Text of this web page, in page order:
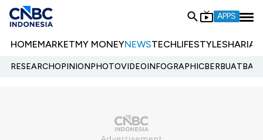
APPS
HOMEMARKETMY MONEYNEWSTECHLIFESTYLESHARIA
RESEARCHOPINIONPHOTOVIDEOINFOGRAPHIC